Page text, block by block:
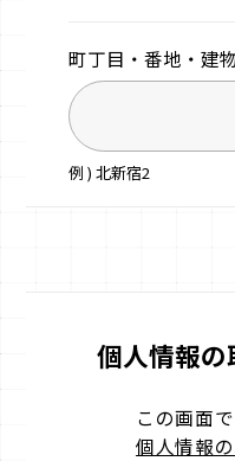
町丁目・番地・建
例 ) 北新宿2
個人情報の
この画面
個人情報